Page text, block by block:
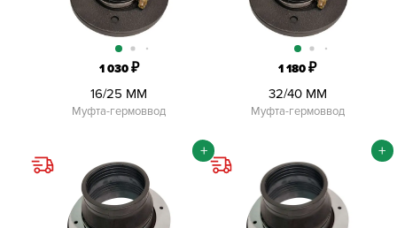
1 030₽
16/25 ММ
Муфта-гермоввод
1 180₽
32/40 ММ
Муфта-гермоввод
+ +